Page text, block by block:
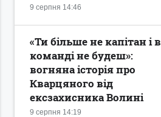
9 серпня 14:46
9 серпня 14:19
«Ти більше не капітан і в
команді не будеш»:
вогняна історія про
Кварцяного від
ексзахисника Волині